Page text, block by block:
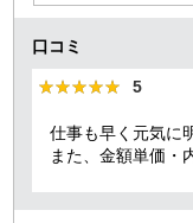
口コミ
★★★★★
★★★★★ 5
仕事も早く元気に
また、金額単価・